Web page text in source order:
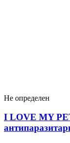
Не определен
I LOVЕ MY